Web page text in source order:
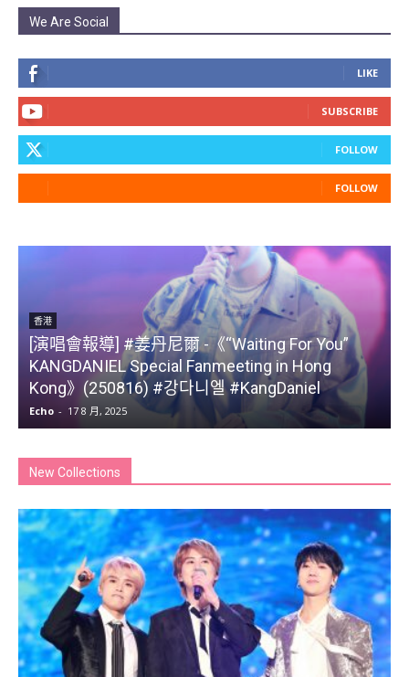
We Are Social
LIKE
SUBSCRIBE
FOLLOW
FOLLOW
香港
[演唱會報導] #姜丹尼爾 -《“Waiting For You”
KANGDANIEL Special Fanmeeting in Hong
Kong》(250816) #강다니엘 #KangDaniel
Echo - 17 8 月, 2025
New Collections